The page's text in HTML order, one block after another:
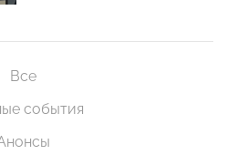
Все
события